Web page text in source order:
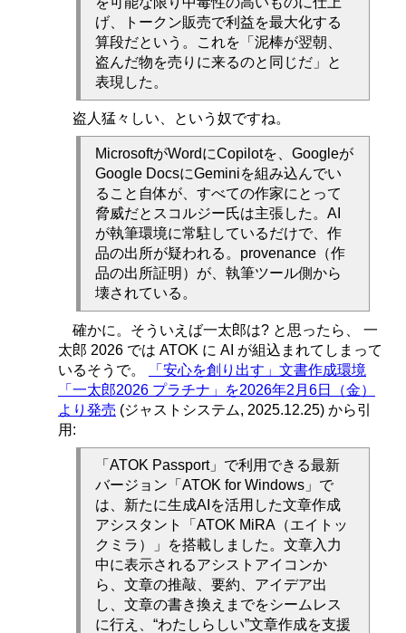
げ、トークン販売で利益を最大化する
算段だという。これを「泥棒が翌朝、
盗んだ物を売りに来るのと同じだ」と
表現した。
盗人猛々しい、という奴ですね。
MicrosoftがWordにCopilotを、Googleが
Google DocsにGeminiを組み込んでい
ること自体が、すべての作家にとって
脅威だとスコルジー氏は主張した。AI
が執筆環境に常駐しているだけで、作
品の出所が疑われる。provenance（作
品の出所証明）が、執筆ツール側から
壊されている。
確かに。そういえば一太郎は? と思ったら、 一
太郎 2026 では ATOK に AI が組込まれてしまって
いるそうで。
「安心を創り出す」文書作成環境
「一太郎2026 プラチナ」を2026年2月6日（金）
より発売 (ジャストシステム, 2025.12.25) から引
用:
「ATOK Passport」で利用できる最新
バージョン「ATOK for Windows」で
は、新たに生成AIを活用した文章作成
アシスタント「ATOK MiRA（エイトッ
クミラ）」を搭載しました。文章入力
中に表示されるアシストアイコンか
ら、文章の推敲、要約、アイデア出
し、文章の書き換えまでをシームレス
に行え、“わたしらしい”文章作成を支援